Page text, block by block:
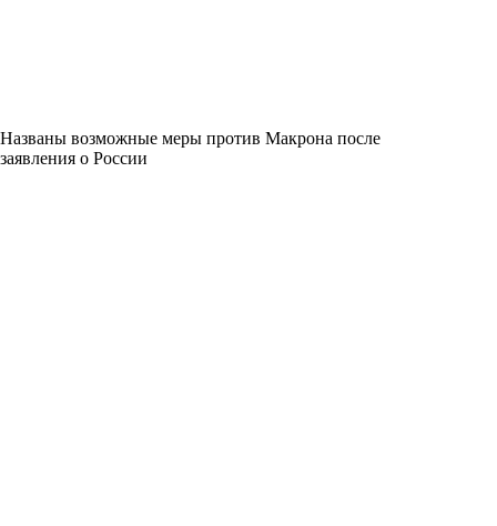
Названы возможные меры против Макрона после
заявления о России